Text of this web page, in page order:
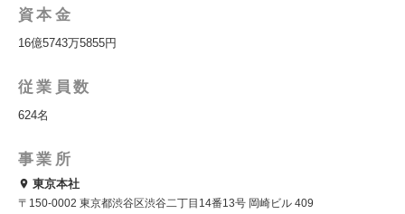
資本金
16億5743万5855円
従業員数
624名
事業所
東京本社
〒150-0002 東京都渋谷区渋谷二丁目14番13号 岡崎ビル 409